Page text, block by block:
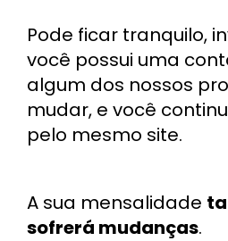
Pode ficar tranquilo,
você possui uma
algum dos nossos
mudar, e você
pelo mesmo site.
A sua mensalidade
sofrerá mudanças.